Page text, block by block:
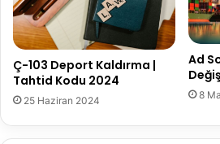
Ç-103 Deport Kaldırma |
Tahtid Kodu 2024
25 Haziran 2024
Ad
8